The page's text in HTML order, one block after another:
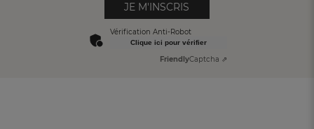
JE M'INSCRIS
Vérification Anti-Robot
Clique ici pour vérifier
FriendlyCaptcha ⇗